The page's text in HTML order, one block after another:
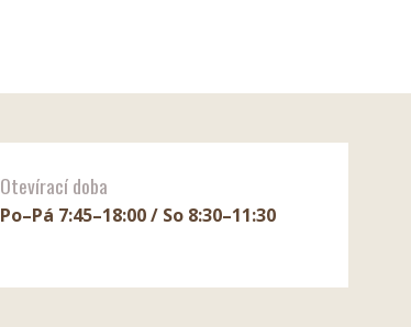
Otevírací doba
Po–Pá 7:45–18:00 / So 8:30–11:30